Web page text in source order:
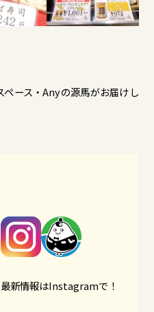
ース・Anyの源馬がお届けし
最新情報はInstagramで！